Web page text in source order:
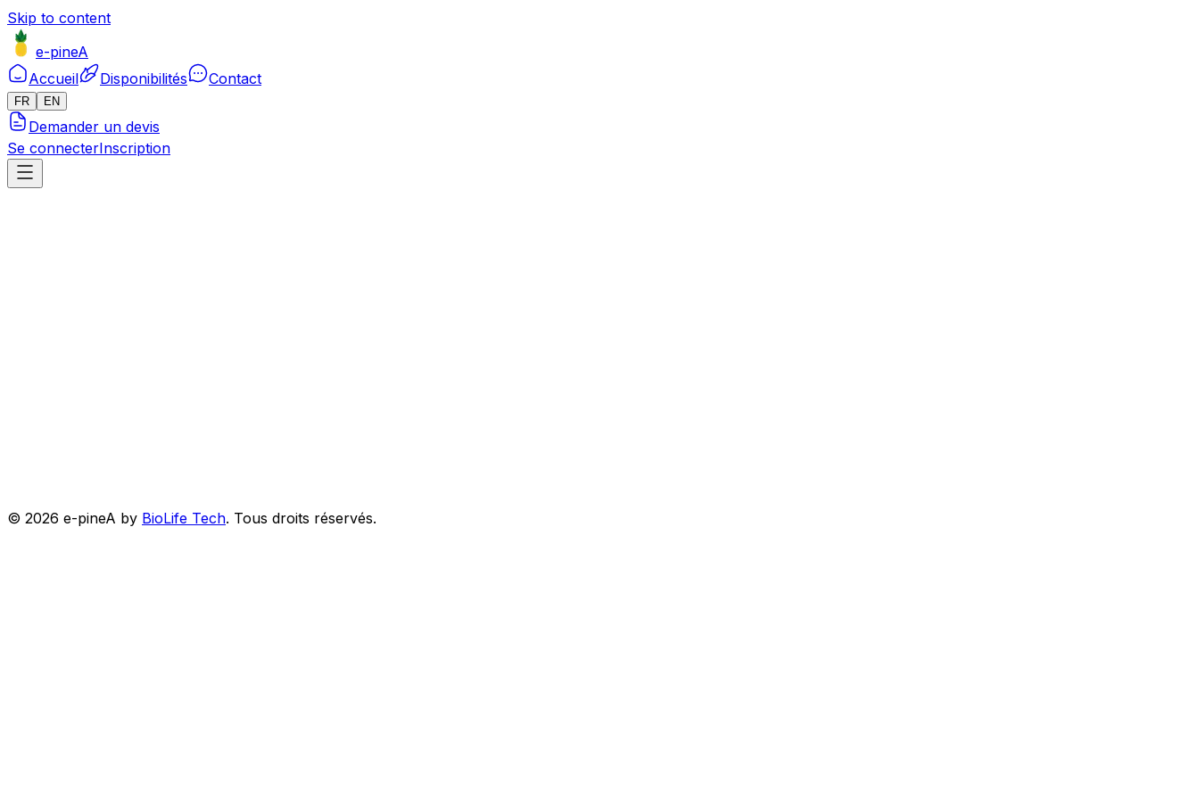
Skip to content
e-pineA
Accueil
Disponibilités Contact
FR EN
Demander un devis
Se connecterInscription
© 2026 e-pineA by BioLife Tech. Tous droits réservés.